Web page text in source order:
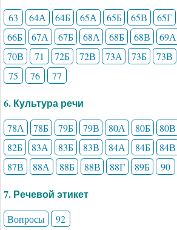
63 64А 64Б 65А 65Б 65В 65Г
66Б
67А 67Б 68А 68Б 68В 69А
70В
71 72Б 72В 73А 73Б 73В
75
76 77
6. Культура речи
78А 78Б 79Б 79В 80А 80Б 80В
82Б
83А 83Б 83В 84А 84Б 84В
87В
88А 88Б 88В 88Г 89Б 90
7. Речевой этикет
Вопросы 92